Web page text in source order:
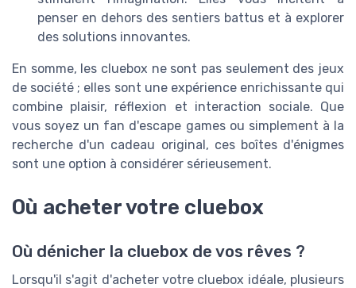
penser en dehors des sentiers battus et à explorer
des solutions innovantes.
En somme, les cluebox ne sont pas seulement des jeux
de société ; elles sont une expérience enrichissante qui
combine plaisir, réflexion et interaction sociale. Que
vous soyez un fan d'escape games ou simplement à la
recherche d'un cadeau original, ces boîtes d'énigmes
sont une option à considérer sérieusement.
Où acheter votre cluebox
Où dénicher la cluebox de vos rêves ?
Lorsqu'il s'agit d'acheter votre cluebox idéale, plusieurs